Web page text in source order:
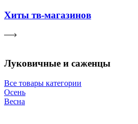
Хиты тв-магазинов
Луковичные и саженцы
Все товары категории
Осень
Весна